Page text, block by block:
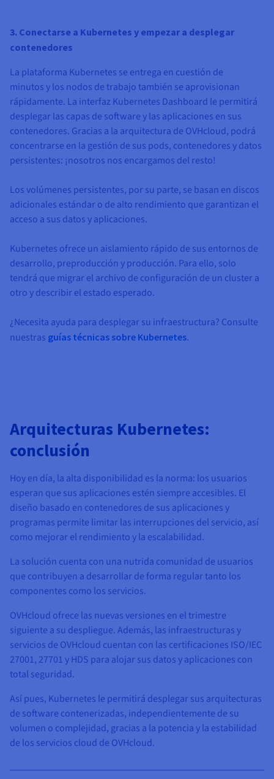
3. Conectarse a Kubernetes y empezar a desplegar
contenedores
La plataforma Kubernetes se entrega en cuestión de
minutos y los nodos de trabajo también se aprovisionan
rápidamente. La interfaz Kubernetes Dashboard le permitirá
desplegar las capas de software y las aplicaciones en sus
contenedores. Gracias a la arquitectura de OVHcloud, podrá
concentrarse en la gestión de sus pods, contenedores y datos
persistentes: ¡nosotros nos encargamos del resto!
Los volúmenes persistentes, por su parte, se basan en discos
adicionales estándar o de alto rendimiento que garantizan el
acceso a sus datos y aplicaciones.
Kubernetes ofrece un aislamiento rápido de sus entornos de
desarrollo, preproducción y producción. Para ello, solo
tendrá que migrar el archivo de configuración de un cluster a
otro y describir el estado esperado.
¿Necesita ayuda para desplegar su infraestructura? Consulte
nuestras guías técnicas sobre Kubernetes.
Arquitecturas Kubernetes:
conclusión
Hoy en día, la alta disponibilidad es la norma: los usuarios
esperan que sus aplicaciones estén siempre accesibles. El
diseño basado en contenedores de sus aplicaciones y
programas permite limitar las interrupciones del servicio, así
como mejorar el rendimiento y la escalabilidad.
La solución cuenta con una nutrida comunidad de usuarios
que contribuyen a desarrollar de forma regular tanto los
componentes como los servicios.
OVHcloud ofrece las nuevas versiones en el trimestre
siguiente a su despliegue. Además, las infraestructuras y
servicios de OVHcloud cuentan con las certificaciones ISO/IEC
27001, 27701 y HDS para alojar sus datos y aplicaciones con
total seguridad.
Así pues, Kubernetes le permitirá desplegar sus arquitecturas
de software contenerizadas, independientemente de su
volumen o complejidad, gracias a la potencia y la estabilidad
de los servicios cloud de OVHcloud.